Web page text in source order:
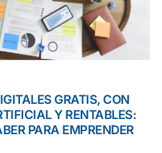
GRATIS, CON
Y RENTABLES:
PARA EMPRENDER